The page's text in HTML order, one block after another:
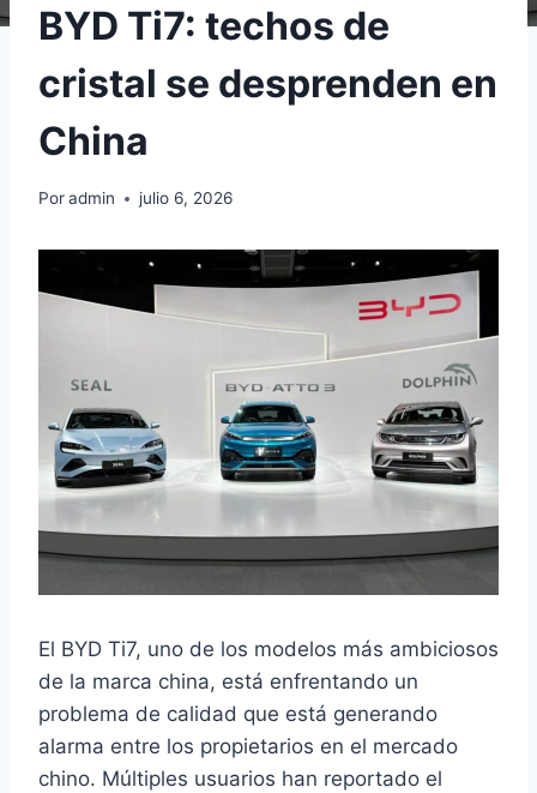
BYD Ti7: techos de
cristal se desprenden en
China
Poradmin julio 6, 2026
El BYD Ti7, uno de los modelos más ambiciosos
de la marca china, está enfrentando un
problema de calidad que está generando
alarma entre los propietarios en el mercado
chino. Múltiples usuarios han reportado el